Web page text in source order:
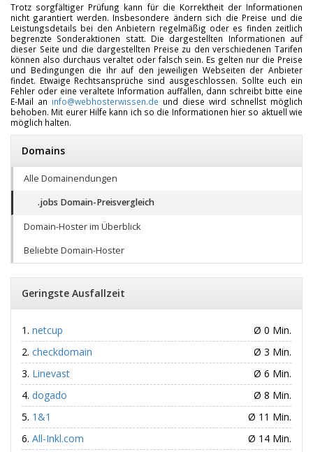
Trotz sorgfältiger Prüfung kann für die Korrektheit der Informationen
nicht garantiert werden. Insbesondere ändern sich die Preise und die
Leistungsdetails bei den Anbietern regelmäßig oder es finden zeitlich
begrenzte Sonderaktionen statt. Die dargestellten Informationen auf
dieser Seite und die dargestellten Preise zu den verschiedenen Tarifen
können also durchaus veraltet oder falsch sein. Es gelten nur die Preise
und Bedingungen die ihr auf den jeweiligen Webseiten der Anbieter
findet. Etwaige Rechtsansprüche sind ausgeschlossen. Sollte euch ein
Fehler oder eine veraltete Information auffallen, dann schreibt bitte eine
E-Mail an info@webhosterwissen.de und diese wird schnellst möglich
behoben. Mit eurer Hilfe kann ich so die Informationen hier so aktuell wie
möglich halten.
Domains
Alle Domainendungen
.jobs Domain-Preisvergleich
Domain-Hoster im Überblick
Beliebte Domain-Hoster
Geringste Ausfallzeit
netcup
Ø 0 Min.
checkdomain
Ø 3 Min.
Linevast
Ø 6 Min.
dogado
Ø 8 Min.
1&1
Ø 11 Min.
All-Inkl.com
Ø 14 Min.